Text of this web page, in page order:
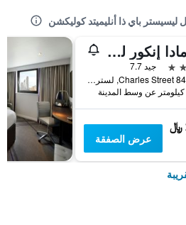
باي ذا أنليميتد كوليكشن
رامادا إنكور ليستر سيتي سنتر
جيد 7.7
84-90 Charles Street, لستر, المملكة المتحدة
عرض الصفقة